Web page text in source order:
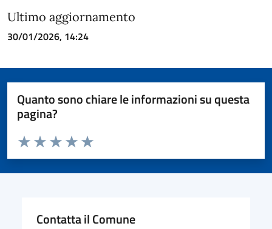
Ultimo aggiornamento
30/01/2026, 14:24
Quanto sono chiare le informazioni su questa
pagina?
Valuta da 1 a 5 stelle la pagina
Valuta 5 stelle su 5
Valuta 4 stelle su 5
Valuta 3 stelle su 5
Valuta 2 stelle su 5
Valuta 1 stelle su 5
Contatta il Comune